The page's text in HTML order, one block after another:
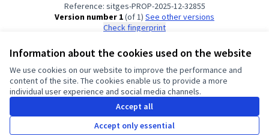
Information about the cookies used on the website
We use cookies on our website to improve the performance and
content of the site. The cookies enable us to provide a more
individual user experience and social media channels.
Accept all
Accept only essential
Reference: sitges-PROP-2025-12-32855
Version number 1(of 1)
see other versions
Check fingerprint
Cookie settings
English
Triar la llengua Elegir el idiomaChoose languageChoisir la langue